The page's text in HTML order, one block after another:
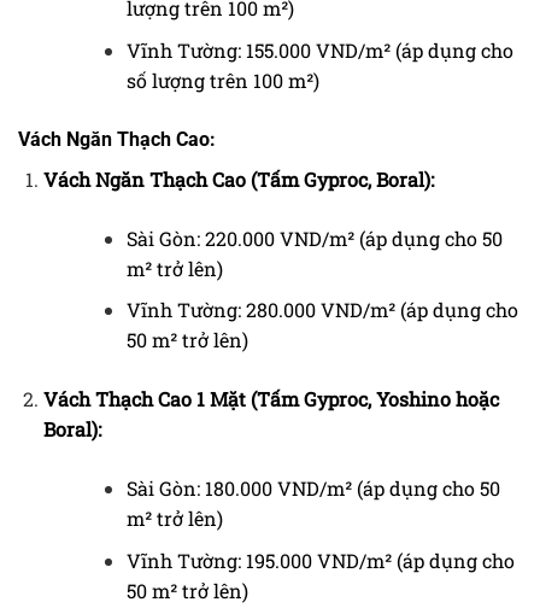
lượng trên 100 m²)
Vĩnh Tường: 155.000 VND/m² (áp dụng cho
số lượng trên 100 m²)
Vách Ngăn Thạch Cao:
Vách Ngăn Thạch Cao (Tấm Gyproc, Boral):
Sài Gòn: 220.000 VND/m² (áp dụng cho 50
m² trở lên)
Vĩnh Tường: 280.000 VND/m² (áp dụng cho
50 m² trở lên)
Vách Thạch Cao 1 Mặt (Tấm Gyproc, Yoshino hoặc
Boral):
Sài Gòn: 180.000 VND/m² (áp dụng cho 50
m² trở lên)
Vĩnh Tường: 195.000 VND/m² (áp dụng cho
50 m² trở lên)